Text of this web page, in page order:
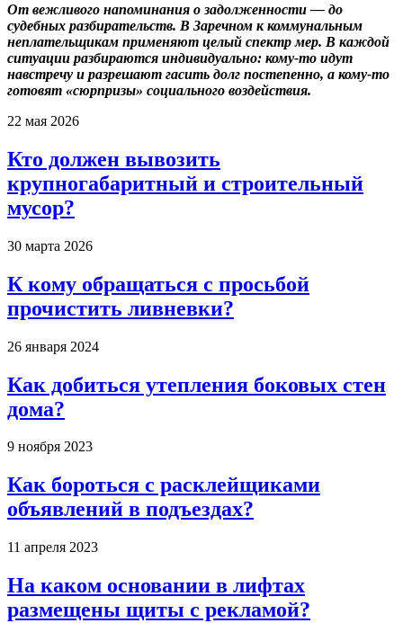
От вежливого напоминания о задолженности — до
судебных разбирательств. В Заречном к коммунальным
неплательщикам применяют целый спектр мер. В каждой
ситуации разбираются индивидуально: кому-то идут
навстречу и разрешают гасить долг постепенно, а кому-то
готовят «сюрпризы» социального воздействия.
22 мая 2026
Кто должен вывозить
крупногабаритный и строительный
мусор?
30 марта 2026
К кому обращаться с просьбой
прочистить ливневки?
26 января 2024
Как добиться утепления боковых стен
дома?
9 ноября 2023
Как бороться с расклейщиками
объявлений в подъездах?
11 апреля 2023
На каком основании в лифтах
размещены щиты с рекламой?